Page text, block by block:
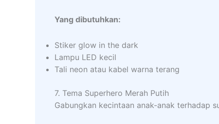
Yang dibutuhkan:
Stiker glow in the dark
Lampu LED kecil
Tali neon atau kabel warna terang
7. Tema Superhero Merah Putih
Gabungkan kecintaan anak-anak terhadap